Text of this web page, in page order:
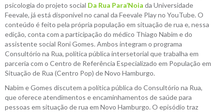
psicologia do projeto social Da Rua Para’Noia da Universidade
Feevale, já está disponível no canal da Feevale Play no YouTube. O
conteúdo é feito pela própria população em situação de rua e, nessa
edição, conta com a participação do médico Thiago Nabim e do
assistente social Roni Gomes. Ambos integram o programa
Consultório na Rua, política pública intersetorial que trabalha em
parceria com o Centro de Referência Especializado em População em
Situação de Rua (Centro Pop) de Novo Hamburgo.
Nabim e Gomes discutem a política pública do Consultório na Rua,
que oferece atendimentos e encaminhamentos de saúde para
pessoas em situação de rua em Novo Hamburgo. O episódio traz